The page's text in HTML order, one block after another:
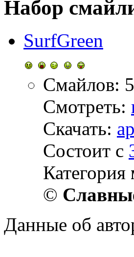
Набор
SurfGreen
Смайлов:
Смотреть:
Скачать:
Состоит с
Категория
©
Данные об